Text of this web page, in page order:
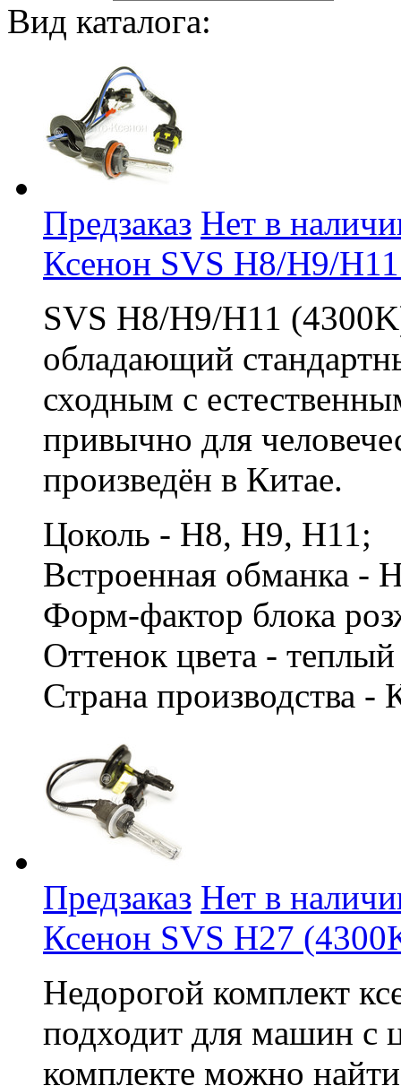
Вид каталога:
Предзаказ Нет в
Ксенон SVS H8/H9/
SVS H8/H9/H11
обладающий
сходным с
привычно для
произведён в Китае.
Цоколь - H8, H9, H11;
Встроенная обманка -
Форм-фактор блока
Оттенок цвета -
Страна производства -
Предзаказ Нет в
Ксенон SVS H27
Недорогой комплект
подходит для машин с
комплекте можно